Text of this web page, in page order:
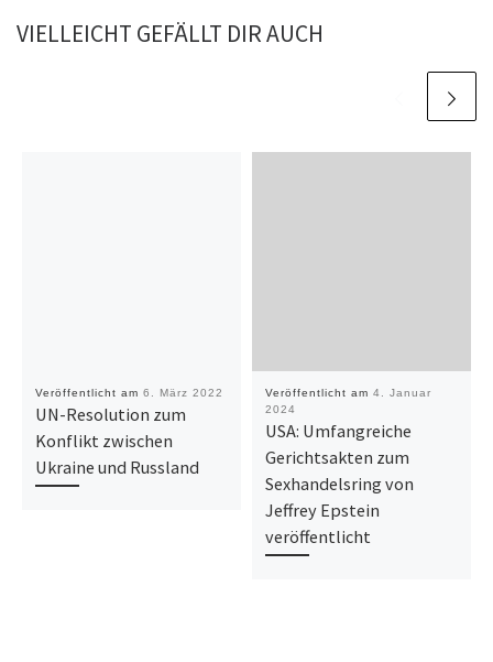
VIELLEICHT GEFÄLLT DIR AUCH
Veröffentlicht am 6. März 2022
UN-Resolution zum
Konflikt zwischen
Ukraine und Russland
Veröffentlicht am 4. Januar
2024
USA: Umfangreiche
Gerichtsakten zum
Sexhandelsring von
Jeffrey Epstein
veröffentlicht